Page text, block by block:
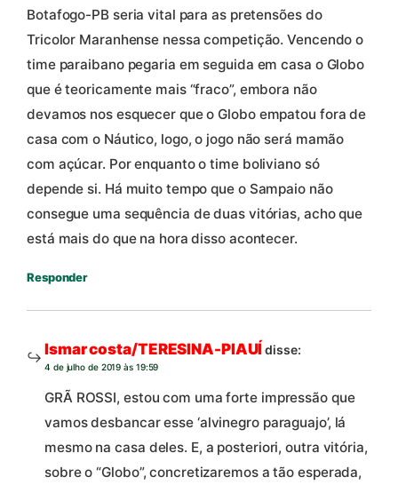
Botafogo-PB seria vital para as pretensões do
Tricolor Maranhense nessa competição. Vencendo o
time paraibano pegaria em seguida em casa o Globo
que é teoricamente mais “fraco”, embora não
devamos nos esquecer que o Globo empatou fora de
casa com o Náutico, logo, o jogo não será mamão
com açúcar. Por enquanto o time boliviano só
depende si. Há muito tempo que o Sampaio não
consegue uma sequência de duas vitórias, acho que
está mais do que na hora disso acontecer.
Responder
Ismar costa/TERESINA-PIAUÍdisse:
4 de julho de 2019 às 19:59
GRÃ ROSSI, estou com uma forte impressão que
vamos desbancar esse ‘alvinegro paraguajo’, lá
mesmo na casa deles. E, a posteriori, outra vitória,
sobre o “Globo”, concretizaremos a tão esperada,